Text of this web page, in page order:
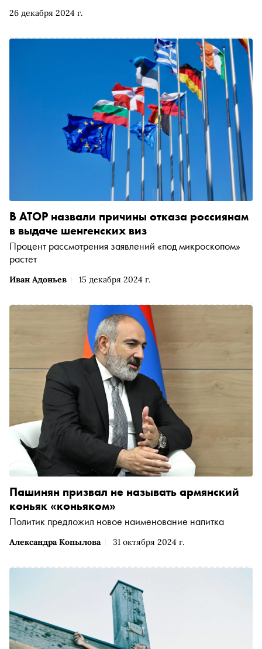
26 декабря 2024 г.
инновационного проекта и почему с ним выгодно
Иван Адоньев 15 декабря 2024 г.
В АТОР назвали причины отказа россиянам
в выдаче шенгенских виз
Процент рассмотрения заявлений «под микроскопом»
растет
Александра Копылова 31 октября 2024 г.
Пашинян призвал не называть армянский
коньяк «коньяком»
Политик предложил новое наименование напитка